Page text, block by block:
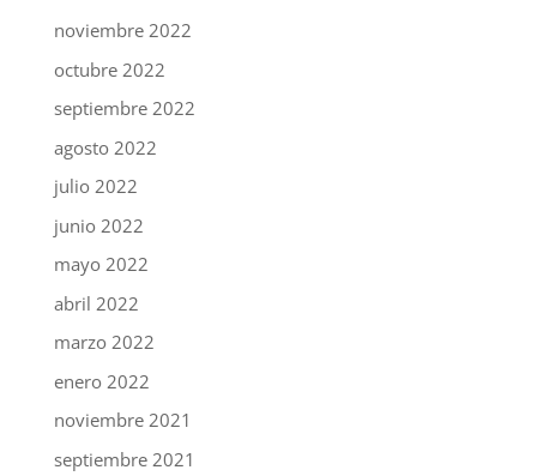
noviembre 2022
octubre 2022
septiembre 2022
agosto 2022
julio 2022
junio 2022
mayo 2022
abril 2022
marzo 2022
enero 2022
noviembre 2021
septiembre 2021